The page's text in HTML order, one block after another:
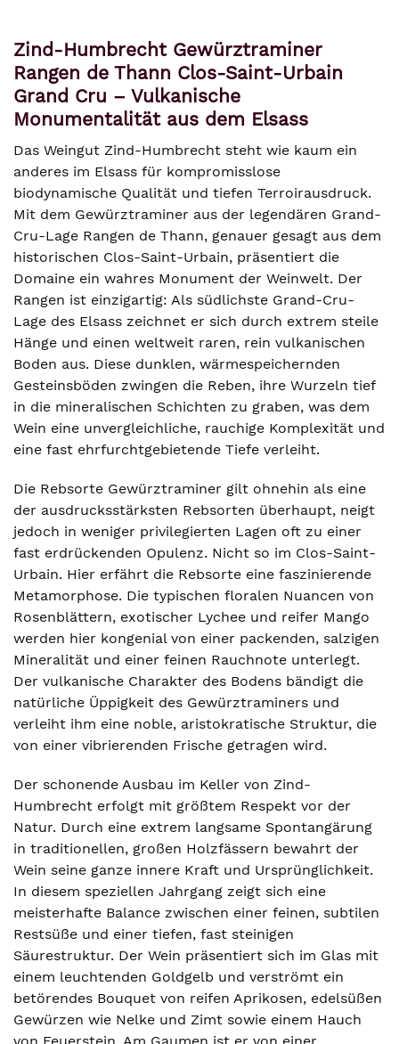
Zind-Humbrecht Gewürztraminer
Rangen de Thann Clos-Saint-Urbain
Grand Cru – Vulkanische
Monumentalität aus dem Elsass
Das Weingut Zind-Humbrecht steht wie kaum ein
anderes im Elsass für kompromisslose
biodynamische Qualität und tiefen Terroirausdruck.
Mit dem Gewürztraminer aus der legendären Grand-
Cru-Lage Rangen de Thann, genauer gesagt aus dem
historischen Clos-Saint-Urbain, präsentiert die
Domaine ein wahres Monument der Weinwelt. Der
Rangen ist einzigartig: Als südlichste Grand-Cru-
Lage des Elsass zeichnet er sich durch extrem steile
Hänge und einen weltweit raren, rein vulkanischen
Boden aus. Diese dunklen, wärmespeichernden
Gesteinsböden zwingen die Reben, ihre Wurzeln tief
in die mineralischen Schichten zu graben, was dem
Wein eine unvergleichliche, rauchige Komplexität und
eine fast ehrfurchtgebietende Tiefe verleiht.
Die Rebsorte Gewürztraminer gilt ohnehin als eine
der ausdrucksstärksten Rebsorten überhaupt, neigt
jedoch in weniger privilegierten Lagen oft zu einer
fast erdrückenden Opulenz. Nicht so im Clos-Saint-
Urbain. Hier erfährt die Rebsorte eine faszinierende
Metamorphose. Die typischen floralen Nuancen von
Rosenblättern, exotischer Lychee und reifer Mango
werden hier kongenial von einer packenden, salzigen
Mineralität und einer feinen Rauchnote unterlegt.
Der vulkanische Charakter des Bodens bändigt die
natürliche Üppigkeit des Gewürztraminers und
verleiht ihm eine noble, aristokratische Struktur, die
von einer vibrierenden Frische getragen wird.
Der schonende Ausbau im Keller von Zind-
Humbrecht erfolgt mit größtem Respekt vor der
Natur. Durch eine extrem langsame Spontangärung
in traditionellen, großen Holzfässern bewahrt der
Wein seine ganze innere Kraft und Ursprünglichkeit.
In diesem speziellen Jahrgang zeigt sich eine
meisterhafte Balance zwischen einer feinen, subtilen
Restsüße und einer tiefen, fast steinigen
Säurestruktur. Der Wein präsentiert sich im Glas mit
einem leuchtenden Goldgelb und verströmt ein
betörendes Bouquet von reifen Aprikosen, edelsüßen
Gewürzen wie Nelke und Zimt sowie einem Hauch